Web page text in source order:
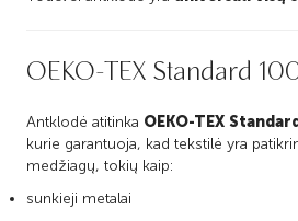
OEKO-TEX Standard
Antklodė atitinka OEKO-TEX
kurie garantuoja, kad tekstilė yra
medžiagų, tokių kaip:
sunkieji metalai